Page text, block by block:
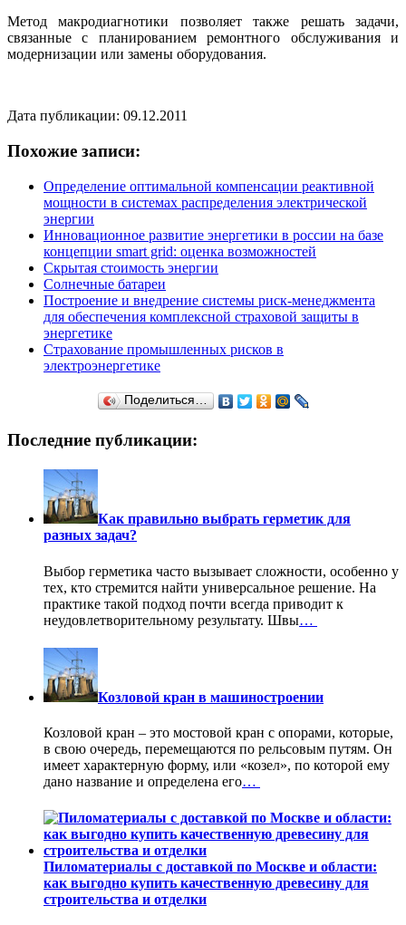
Метод макродиагнотики позволяет также решать задачи,
связанные с планированием ремонтного обслуживания и
модернизации или замены оборудования.
Дата публикации: 09.12.2011
Похожие записи:
Определение оптимальной компенсации реактивной
мощности в системах распределения электрической
энергии
Инновационное развитие энергетики в россии на базе
концепции smart grid: оценка возможностей
Скрытая стоимость энергии
Солнечные батареи
Построение и внедрение системы риск-менеджмента
для обеспечения комплексной страховой защиты в
энергетике
Страхование промышленных рисков в
электроэнергетике
Поделиться…
Последние публикации:
Как правильно выбрать герметик для
разных задач?
Выбор герметика часто вызывает сложности, особенно у
тех, кто стремится найти универсальное решение. На
практике такой подход почти всегда приводит к
неудовлетворительному результату. Швы…
Козловой кран в машиностроении
Козловой кран – это мостовой кран с опорами, которые,
в свою очередь, перемещаются по рельсовым путям. Он
имеет характерную форму, или «козел», по которой ему
дано название и определена его…
Пиломатериалы с доставкой по Москве и области:
как выгодно купить качественную древесину для
строительства и отделки